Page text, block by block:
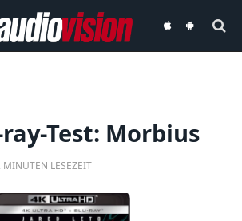
audiovisionaudiovision
Test: Morbius
MINUTEN LESEZEIT